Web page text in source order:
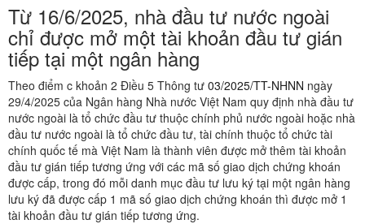
Từ 16/6/2025, nhà đầu tư nước ngoài
chỉ được mở một tài khoản đầu tư gián
tiếp tại một ngân hàng
Theo điểm c khoản 2 Điều 5 Thông tư 03/2025/TT-NHNN ngày
29/4/2025 của Ngân hàng Nhà nước Việt Nam quy định nhà đầu tư
nước ngoài là tổ chức đầu tư thuộc chính phủ nước ngoài hoặc nhà
đầu tư nước ngoài là tổ chức đầu tư, tài chính thuộc tổ chức tài
chính quốc tế mà Việt Nam là thành viên được mở thêm tài khoản
đầu tư gián tiếp tương ứng với các mã số giao dịch chứng khoán
được cấp, trong đó mỗi danh mục đầu tư lưu ký tại một ngân hàng
lưu ký đã được cấp 1 mã số giao dịch chứng khoán thì được mở 1
tài khoản đầu tư gián tiếp tương ứng.